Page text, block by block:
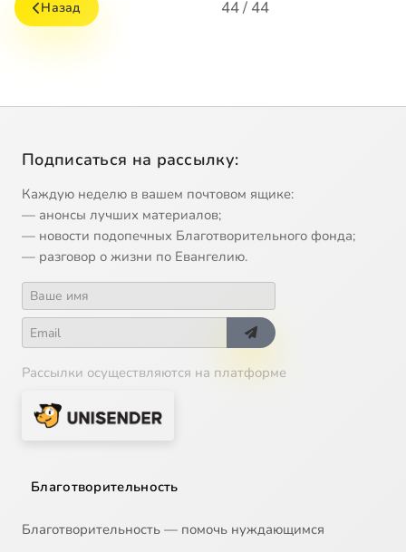
Назад 44 / 44
Подписаться на рассылку:
Каждую неделю в вашем почтовом ящике:
— анонсы лучших материалов;
— новости подопечных Благотворительного фонда;
— разговор о жизни по Евангелию.
Рассылки осуществляются на платформе
Благотворительность
Благотворительность — помочь нуждающимся